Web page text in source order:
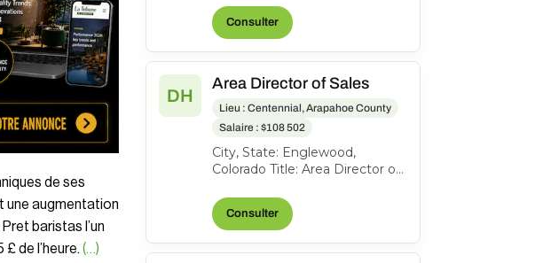
de ses
une augmentation
baristas l’un
de l’heure. (…)
Regency Washington on
Capitol Hill-an iconi...
Consulter
DH
Area Director of Sales
Lieu : Centennial, Arapahoe County
Salaire : $108 502
City, State: Englewood,
Colorado Title: Area Director of
FLSA: Exempt Status: F ull-
time...
Consulter